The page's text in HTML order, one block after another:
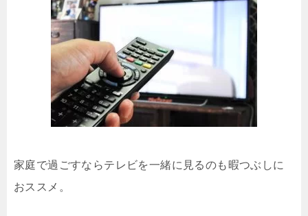
家庭で過ごすならテレビを一緒に見るのも暇つぶしに
おススメ。